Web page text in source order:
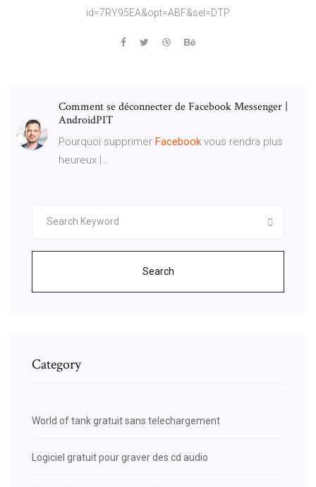
id=7RY95EA&opt=ABF&sel=DTP
Comment se déconnecter de Facebook Messenger |
AndroidPIT
Pourquoi supprimer Facebook vous rendra plus
heureux |…
Search
Category
World of tank gratuit sans telechargement
Logiciel gratuit pour graver des cd audio